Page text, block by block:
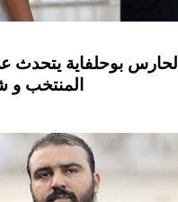
الحارس بوحلفاية يتحدث
المنتخب